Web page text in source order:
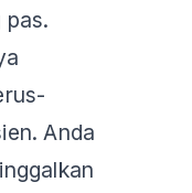
pas.
Anda